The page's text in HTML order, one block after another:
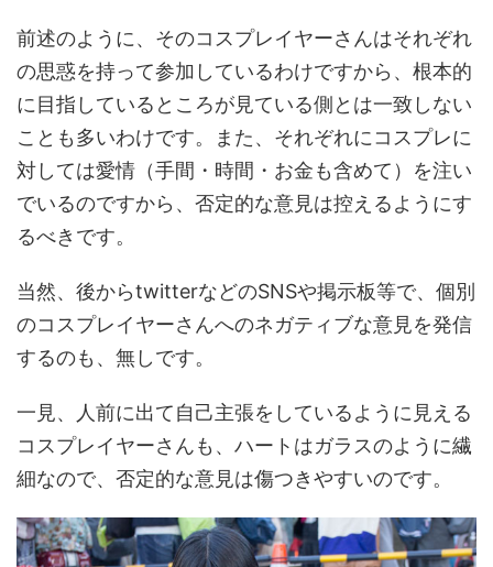
前述のように、そのコスプレイヤーさんはそれぞれ
の思惑を持って参加しているわけですから、根本的
に目指しているところが見ている側とは一致しない
ことも多いわけです。また、それぞれにコスプレに
対しては愛情（手間・時間・お金も含めて）を注い
でいるのですから、否定的な意見は控えるようにす
るべきです。
当然、後からtwitterなどのSNSや掲示板等で、個別
のコスプレイヤーさんへのネガティブな意見を発信
するのも、無しです。
一見、人前に出て自己主張をしているように見える
コスプレイヤーさんも、ハートはガラスのように繊
細なので、否定的な意見は傷つきやすいのです。